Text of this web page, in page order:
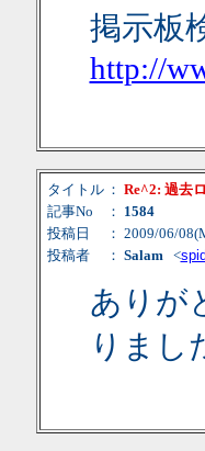
掲示板
http://
タイトル ： Re^2: 過去
記事No
： 1584
投稿日
： 2009/06/
投稿者
： Salam<
ありが
りまし